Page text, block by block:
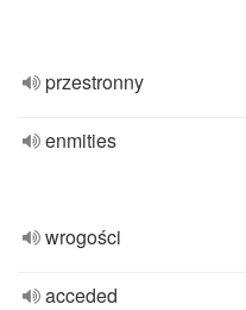
przestronny
enmities
wrogości
acceded